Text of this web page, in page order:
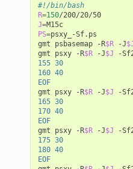
#!/bin/bash
R=150
/200/20/50
J=
M15c
PS=psxy_-Sf.ps
gmt psbasemap -R$R -J
gmt psxy -R$R -J$J -
155 30
160 40
EOF
gmt psxy -R$R -J$J -
165 30
170 40
EOF
gmt psxy -R$R -J$J -
175 30
180 40
EOF